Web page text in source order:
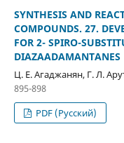
SYNTHESIS AND
COMPOUNDS. 27.
FOR 2- SPIRO-
DIAZAADAMANTANES
Ц. Е. Агаджанян, Г. Л.
895-898
PDF (Русский)